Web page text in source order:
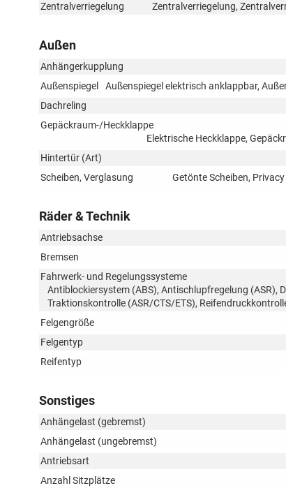
Zentralverriegelung
Zentralverriegelung,
Außen
Anhängerkupplung
Außenspiegel
Außenspiegel elektrisch anklappbar,
Dachreling
Gepäckraum-/Heckklappe
Elektrische Heckklappe,
Hintertür (Art)
Scheiben, Verglasung
Getönte Scheiben,
Räder & Technik
Antriebsachse
Bremsen
Fahrwerk- und Regelungssysteme
Antiblockiersystem (ABS), Antischlupfregelung (ASR),
Traktionskontrolle (ASR/CTS/ETS),
Felgengröße
Felgentyp
Reifentyp
Sonstiges
Anhängelast (gebremst)
Anhängelast (ungebremst)
Antriebsart
Anzahl Sitzplätze